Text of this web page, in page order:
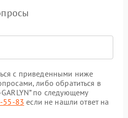
с приведенными ниже
либо обратиться в
по следующему
55-83 если не нашли ответ на